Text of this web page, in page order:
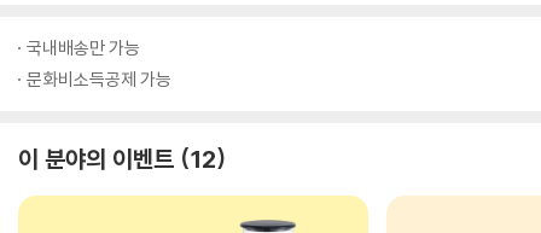
국내배송만 가능
문화비소득공제 가능
이 분야의 이벤트 12